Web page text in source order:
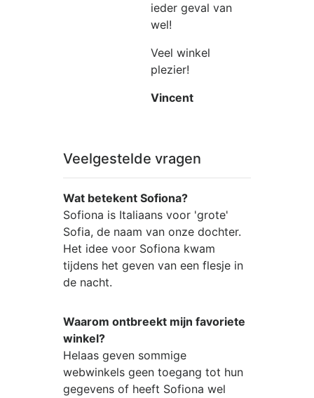
ieder geval van
wel!
Veel winkel
plezier!
Vincent
Veelgestelde vragen
Wat betekent Sofiona?
Sofiona is Italiaans voor 'grote'
Sofia, de naam van onze dochter.
Het idee voor Sofiona kwam
tijdens het geven van een flesje in
de nacht.
Waarom ontbreekt mijn favoriete
winkel?
Helaas geven sommige
webwinkels geen toegang tot hun
gegevens of heeft Sofiona wel